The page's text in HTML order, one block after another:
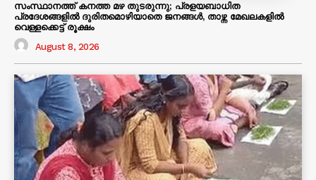
സംസ്ഥാനത്ത് കനത്ത മഴ തുടരുന്നു; പ്രളയബാധിത
പ്രദേശങ്ങളിൽ ദുരിതമൊഴിയാതെ ജനങ്ങൾ, താഴ്ന്ന മേഖലകളിൽ
വെള്ളക്കെട്ട് രൂക്ഷം
August 8, 2026